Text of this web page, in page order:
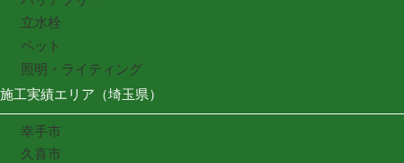
立水栓
ペット
照明・ライティング
施工実績エリア（埼玉県）
幸手市
久喜市